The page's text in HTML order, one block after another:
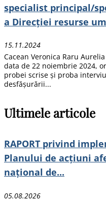
specialist principal/
a Direcției resurse
15.11.2024
Cacean Veronica Raru
data de 22 noiembrie 2024,
probei scrise și proba
desfășurării...
Ultimele articole
RAPORT privind
Planului de acțiuni
național de...
05.08.2026